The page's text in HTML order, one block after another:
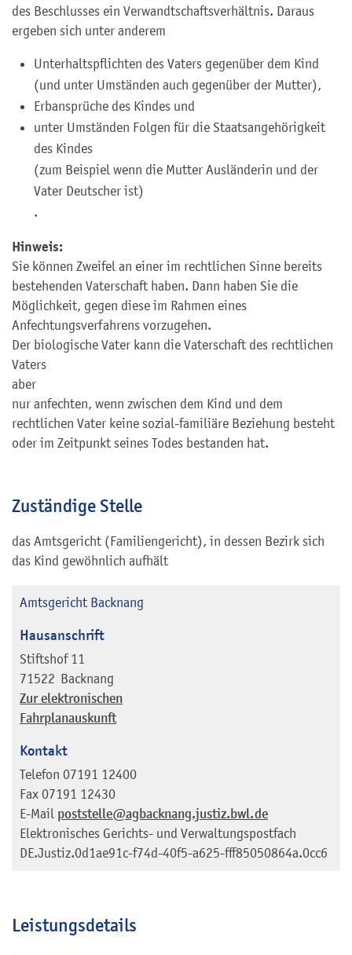
des Beschlusses ein Verwandtschaftsverhältnis. Daraus
ergeben sich unter anderem
Unterhaltspflichten des Vaters gegenüber dem Kind
(und unter Umständen auch gegenüber der Mutter),
Erbansprüche des Kindes und
unter Umständen Folgen für die Staatsangehörigkeit
des Kindes
(zum Beispiel wenn die Mutter Ausländerin und der
Vater Deutscher ist)
.
Hinweis:
Sie können Zweifel an einer im rechtlichen Sinne bereits
bestehenden Vaterschaft haben. Dann haben Sie die
Möglichkeit, gegen diese im Rahmen eines
Anfechtungsverfahrens vorzugehen.
Der biologische Vater kann die Vaterschaft des rechtlichen
Vaters
aber
nur anfechten, wenn zwischen dem Kind und dem
rechtlichen Vater keine sozial-familiäre Beziehung besteht
oder im Zeitpunkt seines Todes bestanden hat.
Zuständige Stelle
das Amtsgericht (Familiengericht), in dessen Bezirk sich
das Kind gewöhnlich aufhält
Amtsgericht Backnang
Hausanschrift
Stiftshof 11
71522 Backnang
Zur elektronischen
Fahrplanauskunft
Kontakt
Telefon 07191 12400
Fax 07191 12430
E-Mail poststelle@agbacknang.justiz.bwl.de
Elektronisches Gerichts- und Verwaltungspostfach
DE.Justiz.0d1ae91c-f74d-40f5-a625-fff85050864a.0cc6
Leistungsdetails